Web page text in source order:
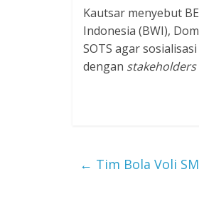
Kautsar menyebut
Indonesia (BWI),
SOTS agar
dengan stakeholders
← Tim Bola Voli